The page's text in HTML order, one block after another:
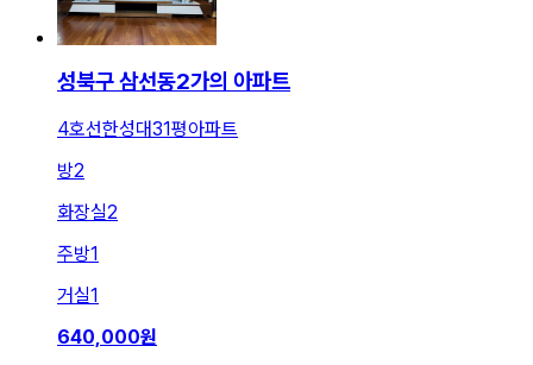
성북구 삼선동2가의 아파트
4호선한성대31평아파트
방2
화장실2
주방1
거실1
640,000원